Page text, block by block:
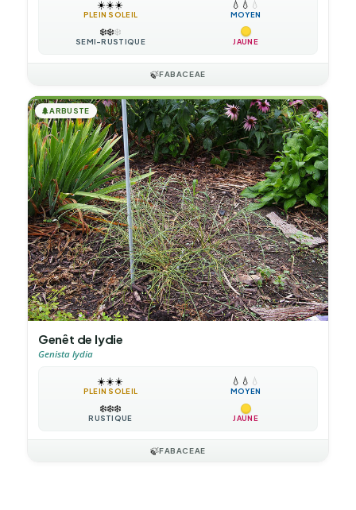
☀️☀️☀️
PLEIN SOLEIL
💧 💧 💧
MOYEN
❄️❄️❄️
SEMI-RUSTIQUE JAUNE
🍃FABACEAE
🌲ARBUSTE
Genêt de lydie
Genista lydia
☀️☀️☀️
PLEIN SOLEIL
💧 💧 💧
MOYEN
❄️❄️❄️
RUSTIQUE JAUNE
🍃FABACEAE